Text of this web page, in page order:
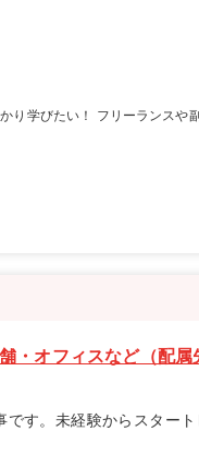
り学びたい！ フリーランスや
・オフィスなど（配
です。未経験からスター